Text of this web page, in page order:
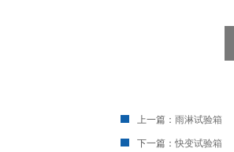
上一篇： 雨淋试验箱
下一篇：快变试验箱